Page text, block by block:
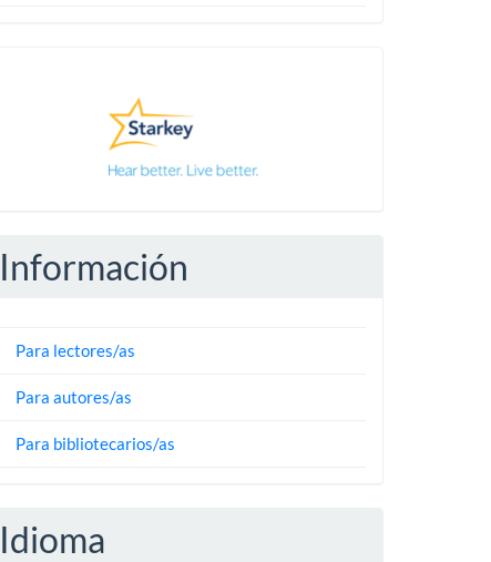
Información
Para lectores/as
Para autores/as
Para bibliotecarios/as
Idioma